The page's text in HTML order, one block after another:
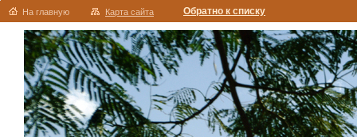
На главную Карта сайта Обратно к списку